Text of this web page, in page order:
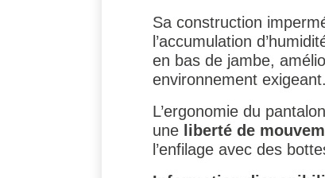
Sa construction
l’accumulation
en bas de jambe,
environnement exigeant.
L’ergonomie du
une liberté de
l’enfilage avec des